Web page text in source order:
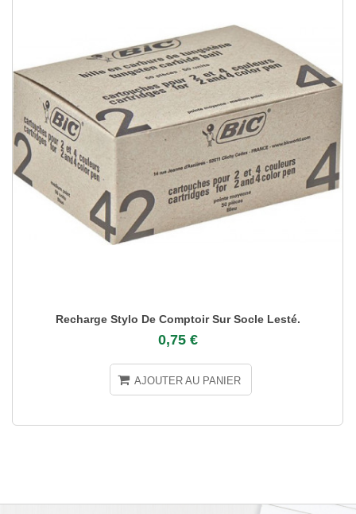
Recharge Stylo De Comptoir Sur Socle Lesté.
0,75 €
AJOUTER AU PANIER